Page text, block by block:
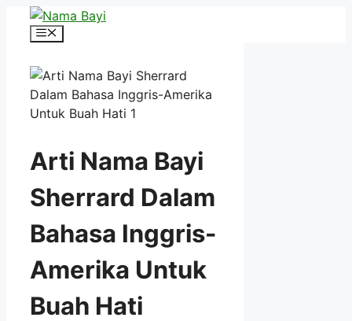
Langsung
Menu
Arti Nama Bayi
Sherrard Dalam
Bahasa Inggris-
Amerika Untuk
Buah Hati